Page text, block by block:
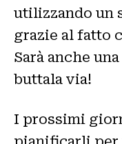
utilizzando un
grazie al fatto
Sarà anche
buttala via!
I prossimi